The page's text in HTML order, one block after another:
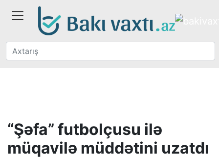
“Şəfa” futbolçusu ilə
müqavilə müddətini uzatdı